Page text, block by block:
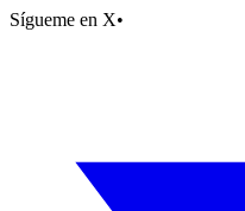
Sígueme en X•